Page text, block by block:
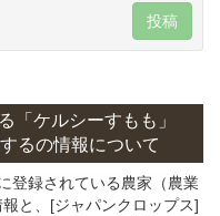
投稿
「ケルシーすもも」
るの情報について
登録されている農家（農業
と、[ジャパンクロップス]